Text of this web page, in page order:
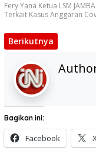
Fery Yana Ketua LSM
Terkait Kasus Anggaran
Berikutnya
Bagikan ini:
Facebook